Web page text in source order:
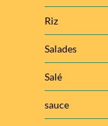
Riz
Salades
Salé
sauce